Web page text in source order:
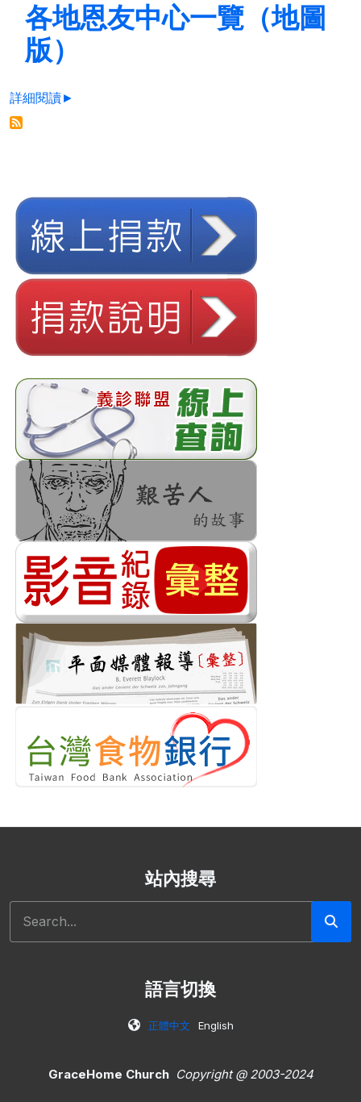
各地恩友中心一覽（地圖
版）
詳細閱讀►
站內搜尋
語言切換
正體中文 English
GraceHome Church Copyright @ 2003-2024